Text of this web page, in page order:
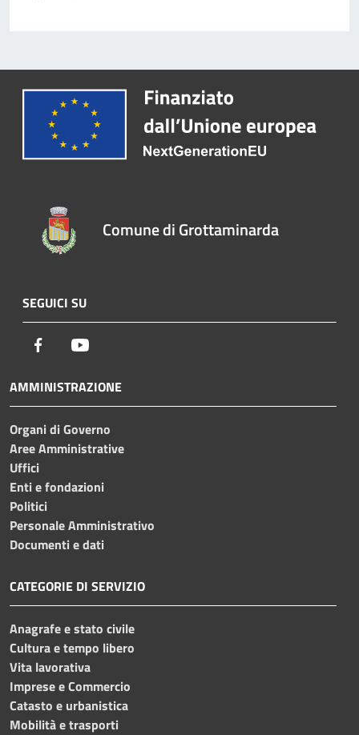
Comune di Grottaminarda
SEGUICI SU
Facebook
AMMINISTRAZIONE
Organi di Governo
Aree Amministrative
Uffici
Enti e fondazioni
Politici
Personale Amministrativo
Documenti e dati
CATEGORIE DI SERVIZIO
Anagrafe e stato civile
Cultura e tempo libero
Vita lavorativa
Imprese e Commercio
Catasto e urbanistica
Mobilità e trasporti